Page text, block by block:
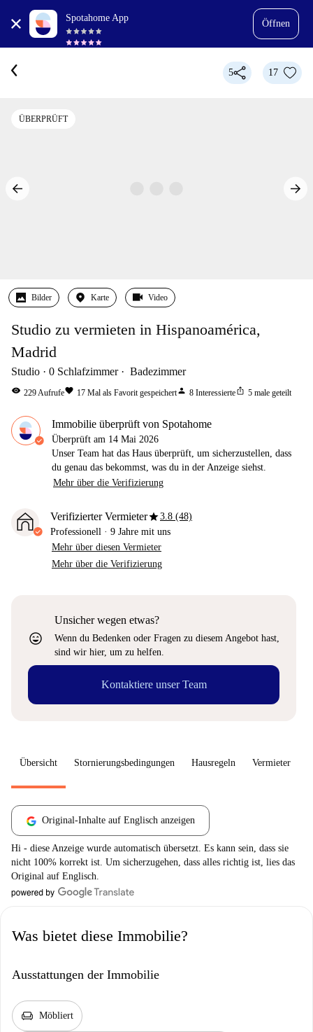
Spotahome App
Öffnen
5 17
ÜBERPRÜFT
Bilder Karte Video
Studio zu vermieten in Hispanoamérica,
Madrid
Studio 0 Schlafzimmer Badezimmer
visibility 229Aufrufefavorite 17 Mal als Favorit gespeichertperson 8 Interessierteios_share 5 male geteilt
Immobilie überprüft von Spotahome
Überprüft am 14 Mai 2026
Unser Team hat das Haus überprüft, um sicherzustellen, dass
du genau das bekommst, was du in der Anzeige siehst.
Mehr über die Verifizierung
Verifizierter Vermieterstar3.8 (48)
Professionell · 9 Jahre mit uns
Mehr über diesen Vermieter
Mehr über die Verifizierung
sentiment_very_satisfied
Unsicher wegen etwas?
Wenn du Bedenken oder Fragen zu diesem Angebot hast,
sind wir hier, um zu helfen.
Kontaktiere unser Team
Übersicht Stornierungsbedingungen Hausregeln Vermieter
Original-Inhalte auf Englisch anzeigen
Hi - diese Anzeige wurde automatisch übersetzt. Es kann sein, dass sie
nicht 100% korrekt ist. Um sicherzugehen, dass alles richtig ist, lies das
Original auf Englisch.
Was bietet diese Immobilie?
Ausstattungen der Immobilie
chair Möbliert